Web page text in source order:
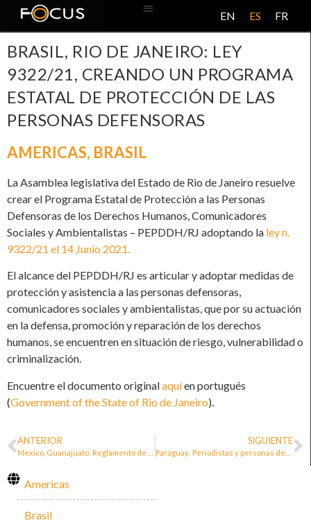
EN ES FR
BRASIL, RIO DE JANEIRO: LEY
9322/21, CREANDO UN PROGRAMA
ESTATAL DE PROTECCIÓN DE LAS
PERSONAS DEFENSORAS
AMERICAS, BRASIL
La Asamblea legislativa del Estado de Rio de Janeiro resuelve
crear el Programa Estatal de Protección a las Personas
Defensoras de los Derechos Humanos, Comunicadores
Sociales y Ambientalistas – PEPDDH/RJ adoptando la ley n.
9322/21 el 14 Junio 2021.
El alcance del PEPDDH/RJ es articular y adoptar medidas de
protección y asistencia a las personas defensoras,
comunicadores sociales y ambientalistas, que por su actuación
en la defensa, promoción y reparación de los derechos
humanos, se encuentren en situación de riesgo, vulnerabilidad o
criminalización.
Encuentre el documento originalaquíen portugués
(Government of the State of Rio de Janeiro).
ANTERIOR SIGUIENTE
Americas
Brasil